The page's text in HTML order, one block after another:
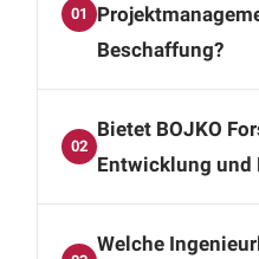
01
Beschaffung?
übernehmen wir auf
Projektmanagement
Projektmanager
02
Bietet BOJKO
Entwicklung und
Prototypen, Varianten
Welche